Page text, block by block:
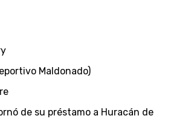
Maldonado)
de su préstamo a Huracán de